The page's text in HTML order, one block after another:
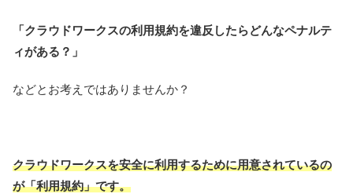
「クラウドワークスの利用規約を違反したらどんなペナルテ
ィがある？」
などとお考えではありませんか？
クラウドワークスを安全に利用するために用意されているの
が「利用規約」です。